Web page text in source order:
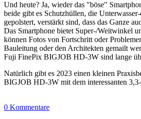
Und heute? Ja, wieder das "böse"
beide gibt es Schutzhüllen, die
gepolstert, verstärkt sind, dass das Ganze
Das Smartphone bietet Super-/Weitwinkel
können Fotos von Fortschritt oder
Bauleitung oder den Architekten gemailt
Fuji FinePix BIGJOB HD-3W sind lange
Natürlich gibt es 2023 einen kleinen
BIGJOB HD-3W mit dem interessanten
0 Kommentare